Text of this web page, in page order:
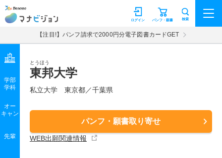
マナビジョン パンフ・願書
ログイン 検索
【注目!】パンフ請求で2000円分電子図書カードGET
とうほう
東邦大学
私立大学 東京都／千葉県
パンフ・願書取り寄せ
WEB出願関連情報
学部
学科
オー
キャン
先輩